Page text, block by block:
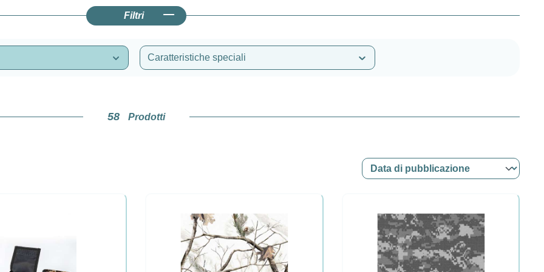
Filtri
Caratteristiche speciali
58 Prodotti